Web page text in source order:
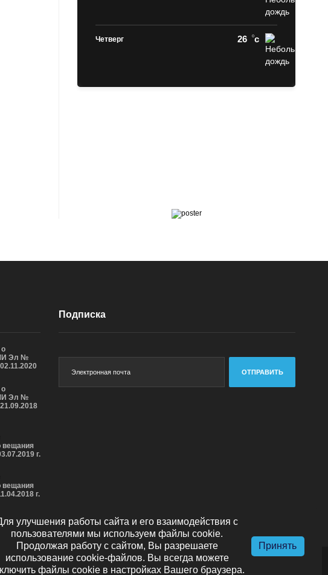
Четверг 26 c
Эл №
Эл №
вещания
г.
вещания
г.
Подписка
ОТПРАВИТЬ
улучшения работы сайта и его взаимодействия с
пользователями мы используем файлы cookie.
Продолжая работу с сайтом, Вы разрешаете
использование cookie-файлов. Вы всегда можете
файлы cookie в настройках Вашего браузера.
Принять